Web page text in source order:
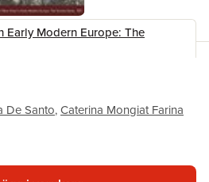
Early Modern Europe: The
De Santo,Caterina Mongiat Farina